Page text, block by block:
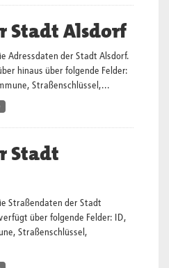
Stadt Alsdorf
Adressdaten der Stadt Alsdorf.
hinaus über folgende Felder:
Straßenschlüssel,...
Stadt
Straßendaten der Stadt
über folgende Felder: ID,
Straßenschlüssel,